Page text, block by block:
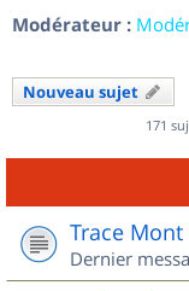
Modérateur :
Nouveau sujet
171
Trace
Dernier